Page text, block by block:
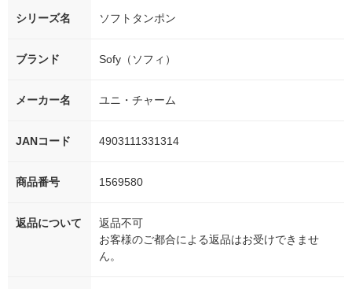
シリーズ名 ソフトタンポン
ブランド Sofy（ソフィ）
メーカー名 ユニ・チャーム
JANコード 4903111331314
商品番号 1569580
返品について
返品不可
お客様のご都合による返品はお受けできませ
ん。